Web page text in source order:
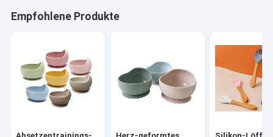
Empfohlene Produkte